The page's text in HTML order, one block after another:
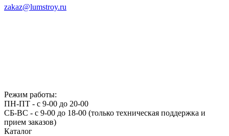
zakaz@lumstroy.ru
Режим работы:
ПН-ПТ - с 9-00 до 20-00
СБ-ВС - с 9-00 до 18-00 (только техническая поддержка и
прием заказов)
Каталог